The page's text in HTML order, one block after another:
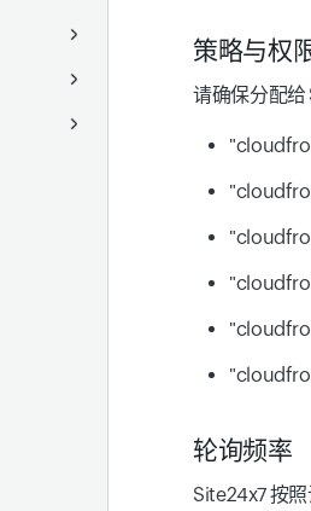
策略与权
请确保分配
轮询频率
Site24x7 按